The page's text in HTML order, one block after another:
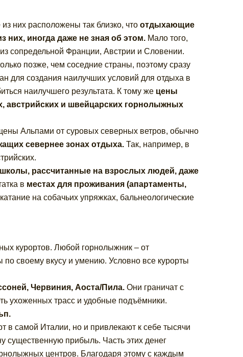
них расположены так близко, что отдыхающие
них, иногда даже не зная об этом.Мало того,
сопредельной Франции, Австрии и Словении.
позже, чем соседние страны, поэтому сразу
для создания наилучших условий для отдыха в
наилучшего результата. К тому же цены
австрийских и швейцарских горнолыжных
Альпами от суровых северных ветров, обычно
севернее зонах отдыха. Так, например, в
рассчитанные на взрослых людей, даже
в местах для проживания (апартаменты,
на собачьих упряжках, бальнеологические
курортов. Любой горнолыжник – от
своему вкусу и умению. Условно все курорты
Червиния, Аоста/Пила. Они граничат с
ухоженных трасс и удобные подъёмники.
в самой Италии, но и привлекают к себе тысячи
существенную прибыль. Часть этих денег
центров. Благодаря этому с каждым